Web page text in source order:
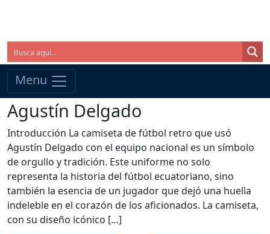
Menu
Agustín Delgado
Introducción La camiseta de fútbol retro que usó
Agustín Delgado con el equipo nacional es un símbolo
de orgullo y tradición. Este uniforme no solo
representa la historia del fútbol ecuatoriano, sino
también la esencia de un jugador que dejó una huella
indeleble en el corazón de los aficionados. La camiseta,
con su diseño icónico […]